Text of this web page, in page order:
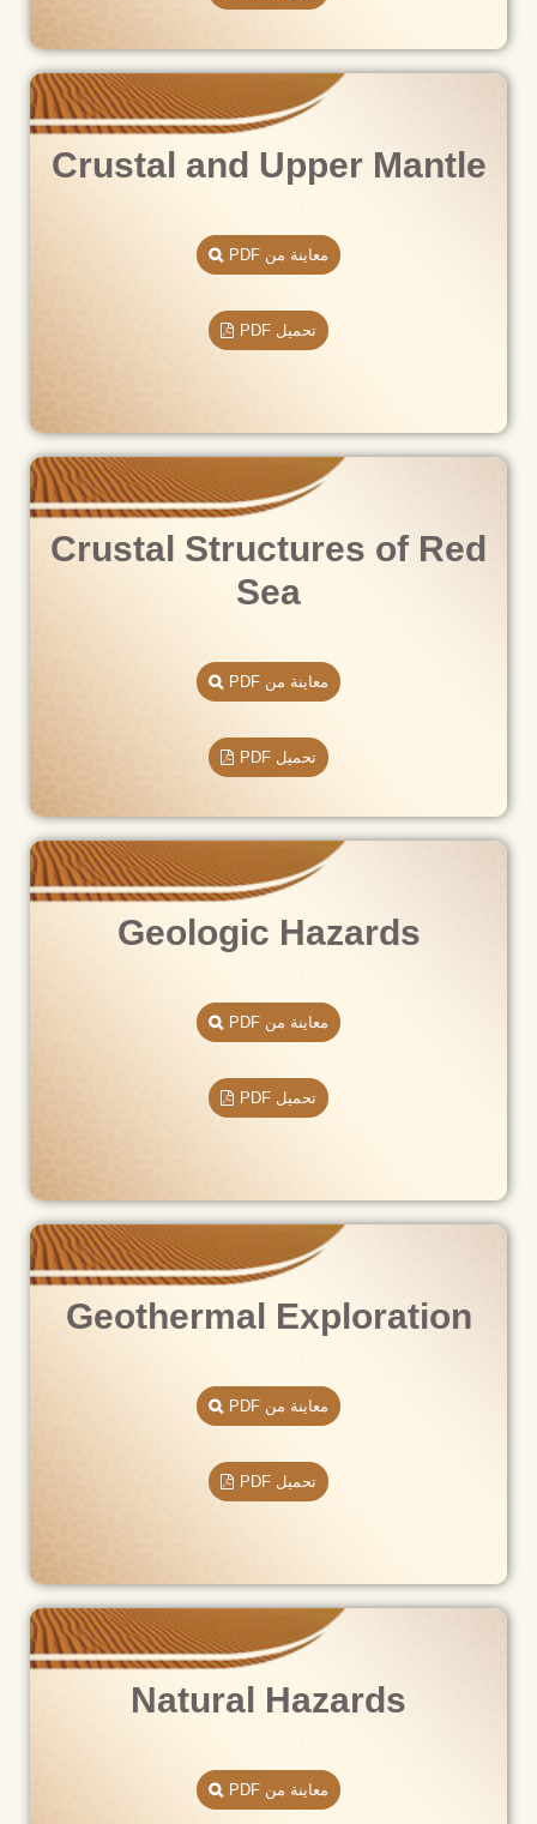
Crustal and Upper Mantle
معاينة من PDF
تحميل PDF
Crustal Structures of Red
Sea
معاينة من PDF
تحميل PDF
Geologic Hazards
معاينة من PDF
تحميل PDF
Geothermal Exploration
معاينة من PDF
تحميل PDF
Natural Hazards
معاينة من PDF